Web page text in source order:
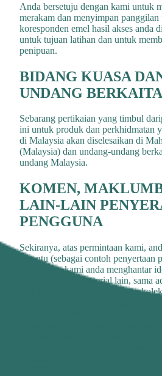
Anda bersetuju dengan kami untuk
merakam dan menyimpan panggilan
koresponden emel hasil akses anda
untuk tujuan latihan dan untuk
penipuan.
BIDANG KUASA
UNDANG
Sebarang pertikaian yang timbul
ini untuk produk dan perkhidmatan
di Malaysia akan diselesaikan di
(Malaysia) dan undang-undang
undang Malaysia.
KOMEN,
LAIN-LAIN
PENGGUNA
Sekiranya, atas permintaan kami,
tertentu (sebagai contoh penyertaan
permintaan kami anda menghantar
usul, pelan atau material lain, sama
email, pos, atau lainnya (secara
bersetuju bahawa kami mungkin,